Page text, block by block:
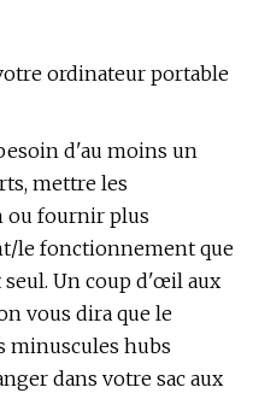
ordinateur portable
d'au moins un
mettre les
ou fournir plus
le fonctionnement que
Un coup d'œil aux
vous dira que le
minuscules hubs
dans votre sac aux